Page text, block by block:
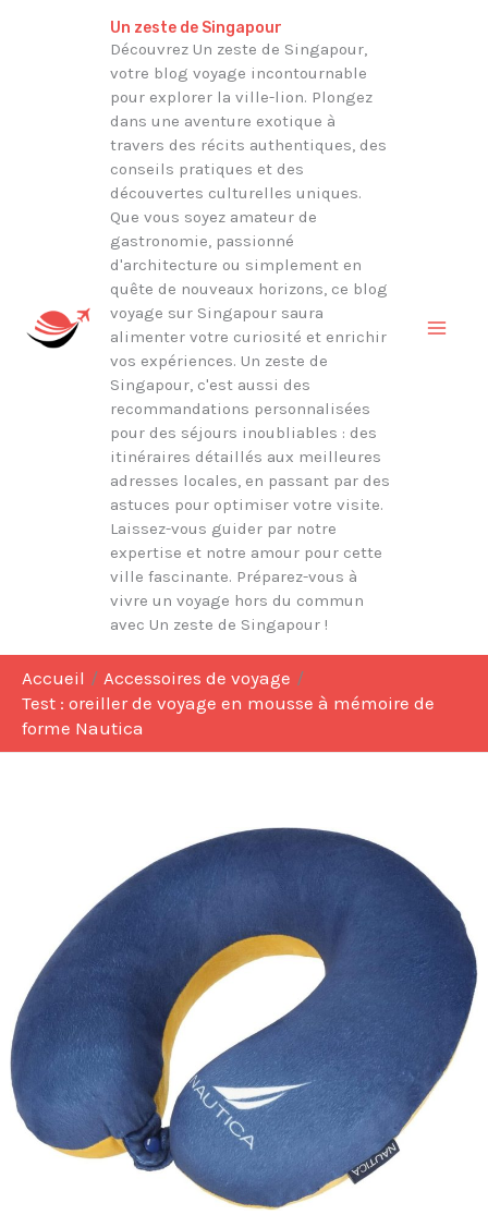
Un zeste de Singapour
Découvrez Un zeste de Singapour,
votre blog voyage incontournable
pour explorer la ville-lion. Plongez
dans une aventure exotique à
travers des récits authentiques, des
conseils pratiques et des
découvertes culturelles uniques.
Que vous soyez amateur de
gastronomie, passionné
d'architecture ou simplement en
quête de nouveaux horizons, ce blog
voyage sur Singapour saura
alimenter votre curiosité et enrichir
vos expériences. Un zeste de
Singapour, c'est aussi des
recommandations personnalisées
pour des séjours inoubliables : des
itinéraires détaillés aux meilleures
adresses locales, en passant par des
astuces pour optimiser votre visite.
Laissez-vous guider par notre
expertise et notre amour pour cette
ville fascinante. Préparez-vous à
vivre un voyage hors du commun
avec Un zeste de Singapour !
Accueil
Accessoires de voyage
Test : oreiller de voyage en mousse à mémoire de
forme Nautica
Rechercher